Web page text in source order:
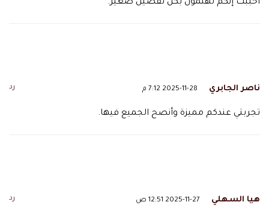
أحببت إنكم تهتمون بكل تفصيل صغير.
ناصر الجابري 2025-11-28 7:12 م رد
تجربتي عندكم مميزة وأنصح الجميع فيها.
هيا السهلي 2025-11-27 12:51 ص رد